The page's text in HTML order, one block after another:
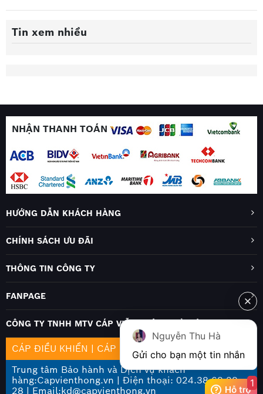
Tin xem nhiều
NHẬN THANH TOÁN
HƯỚNG DẪN KHÁCH HÀNG
CHÍNH SÁCH ƯU ĐÃI
THÔNG TIN CÔNG TY
FANPAGE
CÔNG TY TNHH MTV CÁP VIỄN THÔNG HÀ NỘI
CÁP ĐIỀU KHIỂN | CÁP MẠNG |CÁP QUANG
Trung tâm Bảo hành và Dịch vụ khách
hàng:Capvienthong.vn | Điện thoại: 024.38 68 28
28 | Email:kd@capvienthong.vn
Nguyễn Thu Hà
Gửi cho bạn một tin nhắn
1